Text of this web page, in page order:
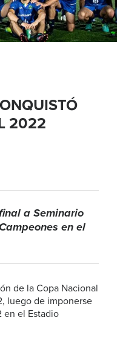
2022
a Seminario
en el
de la Copa Nacional
luego de imponerse
en el Estadio